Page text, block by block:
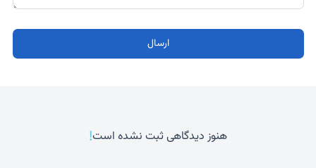
ارسال
هنوز دیدگاهی ثبت نشده است!